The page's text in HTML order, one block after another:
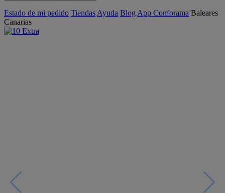
Estado de mi pedido Tiendas Ayuda Blog App Conforama Baleares
Canarias